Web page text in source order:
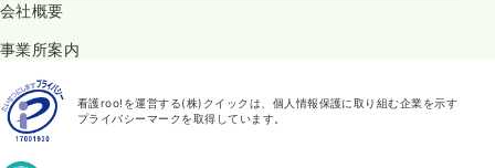
会社概要
事業所案内
看護roo!を運営する(株)クイックは、個人情報保護に取り組む企業を示す
プライバシーマークを取得しています。